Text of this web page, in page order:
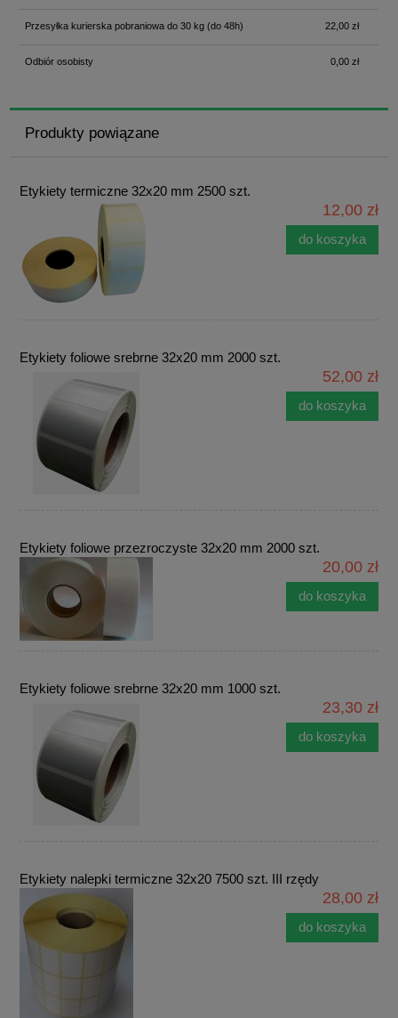
Przesyłka kurierska pobraniowa do 30 kg(do 48h) 22,00 zł
Odbiór osobisty 0,00 zł
Produkty powiązane
Etykiety termiczne 32x20 mm 2500 szt.
12,00 zł
do koszyka
Etykiety foliowe srebrne 32x20 mm 2000 szt.
52,00 zł
do koszyka
Etykiety foliowe przezroczyste 32x20 mm 2000 szt.
20,00 zł
do koszyka
Etykiety foliowe srebrne 32x20 mm 1000 szt.
23,30 zł
do koszyka
Etykiety nalepki termiczne 32x20 7500 szt. III rzędy
28,00 zł
do koszyka